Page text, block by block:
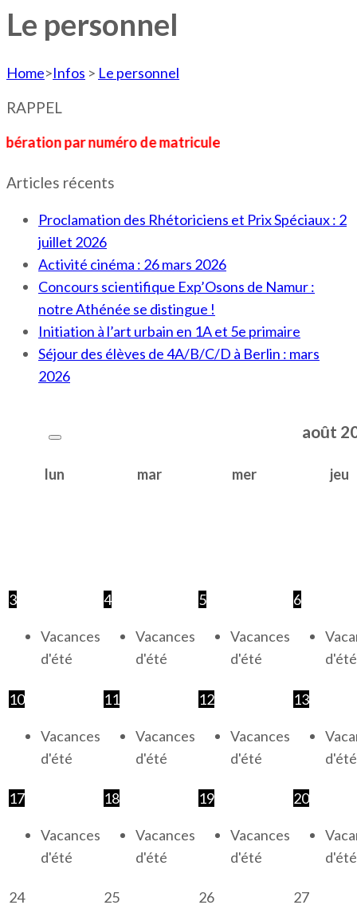
Le personnel
Home>Infos > Le personnel
RAPPEL
par numéro de matricule
Articles récents
Proclamation des Rhétoriciens et Prix Spéciaux : 2
juillet 2026
Activité cinéma : 26 mars 2026
Concours scientifique Exp’Osons de Namur :
notre Athénée se distingue !
Initiation à l’art urbain en 1A et 5e primaire
Séjour des élèves de 4A/B/C/D à Berlin : mars
2026
août
lun mar mer jeu
3
Vacances
d'été
4
Vacances
d'été
5
Vacances
d'été
6
d'été
10
Vacances
d'été
11
Vacances
d'été
12
Vacances
d'été
13
d'été
17
Vacances
d'été
18
Vacances
d'été
19
Vacances
d'été
20
d'été
24 25 26
27